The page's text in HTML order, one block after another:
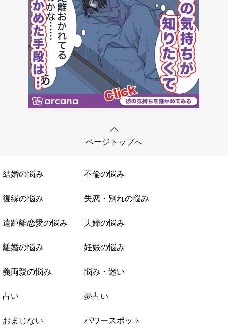
ページトップへ
結婚の悩み 不倫の悩み
復縁の悩み 失恋・別れの悩み
遠距離恋愛の悩み 夫婦の悩み
離婚の悩み 妊娠の悩み
義両親の悩み 悩み・迷い
占い 夢占い
おまじない パワースポット